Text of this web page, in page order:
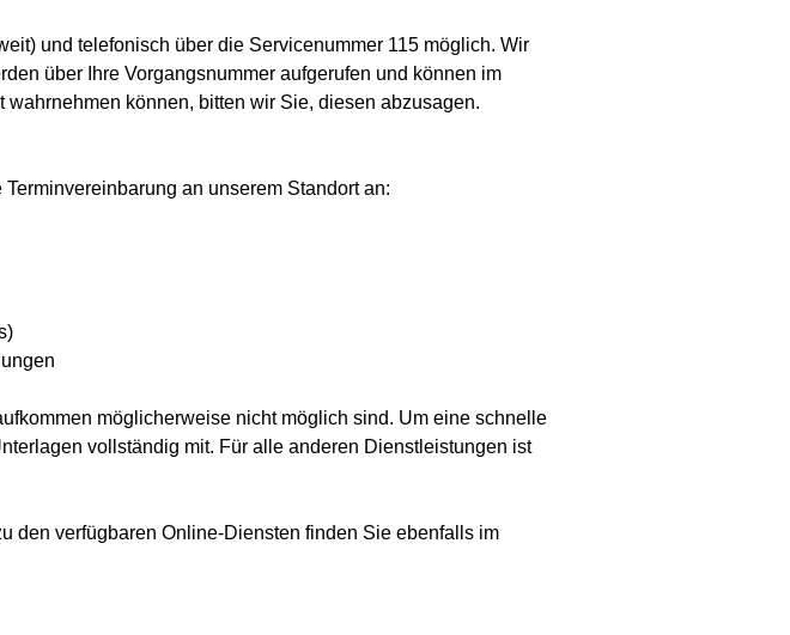
und telefonisch über die Servicenummer 115 möglich. Wir
über Ihre Vorgangsnummer aufgerufen und können im
können, bitten wir Sie, diesen abzusagen.
an unserem Standort an:
möglicherweise nicht möglich sind. Um eine schnelle
vollständig mit. Für alle anderen Dienstleistungen ist
den verfügbaren Online-Diensten finden Sie ebenfalls im